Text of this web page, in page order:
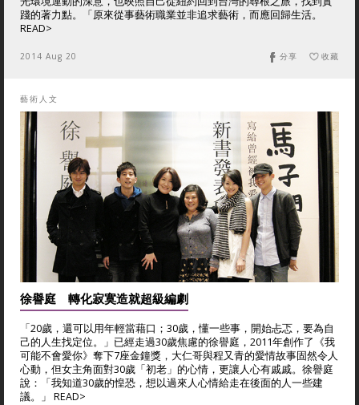
踐的著力點。「原來從事藝術職業並非追求藝術，而應回歸生活。
READ>
2014 Aug 20 收藏
分享
藝術人文
徐譽庭 轉化寂寞造就超級編劇
「20歲，還可以用年輕當藉口；30歲，懂一些事，開始忐忑，要為自
己的人生找定位。」已經走過30歲焦慮的徐譽庭，2011年創作了《我
可能不會愛你》奪下7座金鐘獎，大仁哥與程又青的愛情故事固然令人
心動，但女主角面對30歲「初老」的心情，更讓人心有戚戚。徐譽庭
說：「我知道30歲的惶恐，想以過來人心情給走在後面的人一些建
議。」 READ>